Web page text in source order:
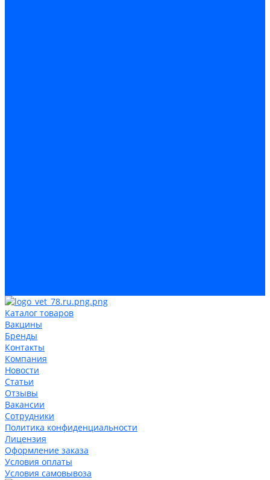
Каталог товаров
Вакцины
Бренды
Контакты
Компания
Новости
Статьи
Отзывы
Вакансии
Сотрудники
Политика конфиденциальности
Лицензия
Оформление заказа
Условия оплаты
Условия самовывоза